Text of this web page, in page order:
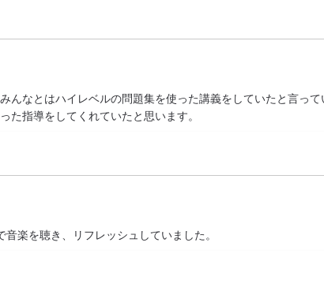
んなとはハイレベルの問題集を使った講義をしていたと言っ
指導をしてくれていたと思います。
楽を聴き、リフレッシュしていました。